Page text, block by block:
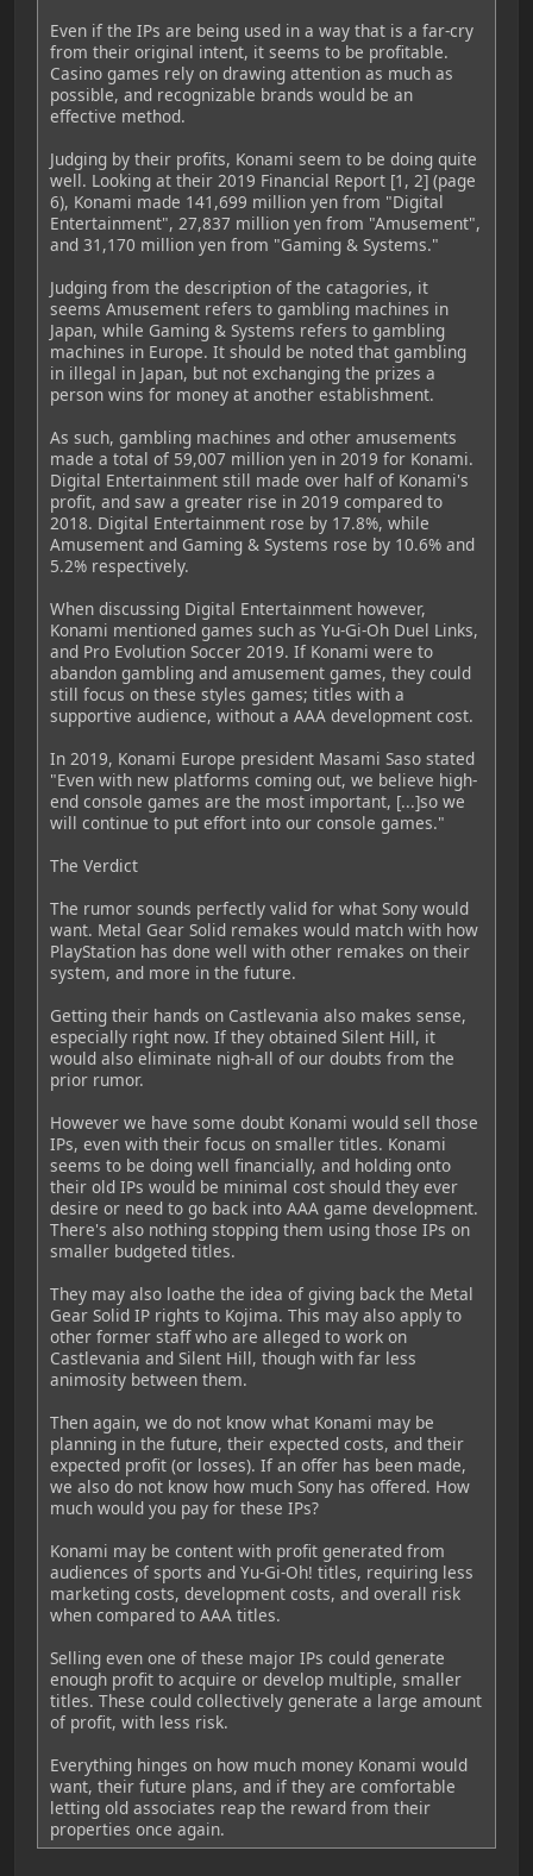
Even if the IPs are being used in a way that is a far-cry
from their original intent, it seems to be profitable.
Casino games rely on drawing attention as much as
possible, and recognizable brands would be an
effective method.
Judging by their profits, Konami seem to be doing quite
well. Looking at their 2019 Financial Report [1, 2] (page
6), Konami made 141,699 million yen from "Digital
Entertainment", 27,837 million yen from "Amusement",
and 31,170 million yen from "Gaming & Systems."
Judging from the description of the catagories, it
seems Amusement refers to gambling machines in
Japan, while Gaming & Systems refers to gambling
machines in Europe. It should be noted that gambling
in illegal in Japan, but not exchanging the prizes a
person wins for money at another establishment.
As such, gambling machines and other amusements
made a total of 59,007 million yen in 2019 for Konami.
Digital Entertainment still made over half of Konami's
profit, and saw a greater rise in 2019 compared to
2018. Digital Entertainment rose by 17.8%, while
Amusement and Gaming & Systems rose by 10.6% and
5.2% respectively.
When discussing Digital Entertainment however,
Konami mentioned games such as Yu-Gi-Oh Duel Links,
and Pro Evolution Soccer 2019. If Konami were to
abandon gambling and amusement games, they could
still focus on these styles games; titles with a
supportive audience, without a AAA development cost.
In 2019, Konami Europe president Masami Saso stated
"Even with new platforms coming out, we believe high-
end console games are the most important, [...]so we
will continue to put effort into our console games."
The Verdict
The rumor sounds perfectly valid for what Sony would
want. Metal Gear Solid remakes would match with how
PlayStation has done well with other remakes on their
system, and more in the future.
Getting their hands on Castlevania also makes sense,
especially right now. If they obtained Silent Hill, it
would also eliminate nigh-all of our doubts from the
prior rumor.
However we have some doubt Konami would sell those
IPs, even with their focus on smaller titles. Konami
seems to be doing well financially, and holding onto
their old IPs would be minimal cost should they ever
desire or need to go back into AAA game development.
There's also nothing stopping them using those IPs on
smaller budgeted titles.
They may also loathe the idea of giving back the Metal
Gear Solid IP rights to Kojima. This may also apply to
other former staff who are alleged to work on
Castlevania and Silent Hill, though with far less
animosity between them.
Then again, we do not know what Konami may be
planning in the future, their expected costs, and their
expected profit (or losses). If an offer has been made,
we also do not know how much Sony has offered. How
much would you pay for these IPs?
Konami may be content with profit generated from
audiences of sports and Yu-Gi-Oh! titles, requiring less
marketing costs, development costs, and overall risk
when compared to AAA titles.
Selling even one of these major IPs could generate
enough profit to acquire or develop multiple, smaller
titles. These could collectively generate a large amount
of profit, with less risk.
Everything hinges on how much money Konami would
want, their future plans, and if they are comfortable
letting old associates reap the reward from their
properties once again.